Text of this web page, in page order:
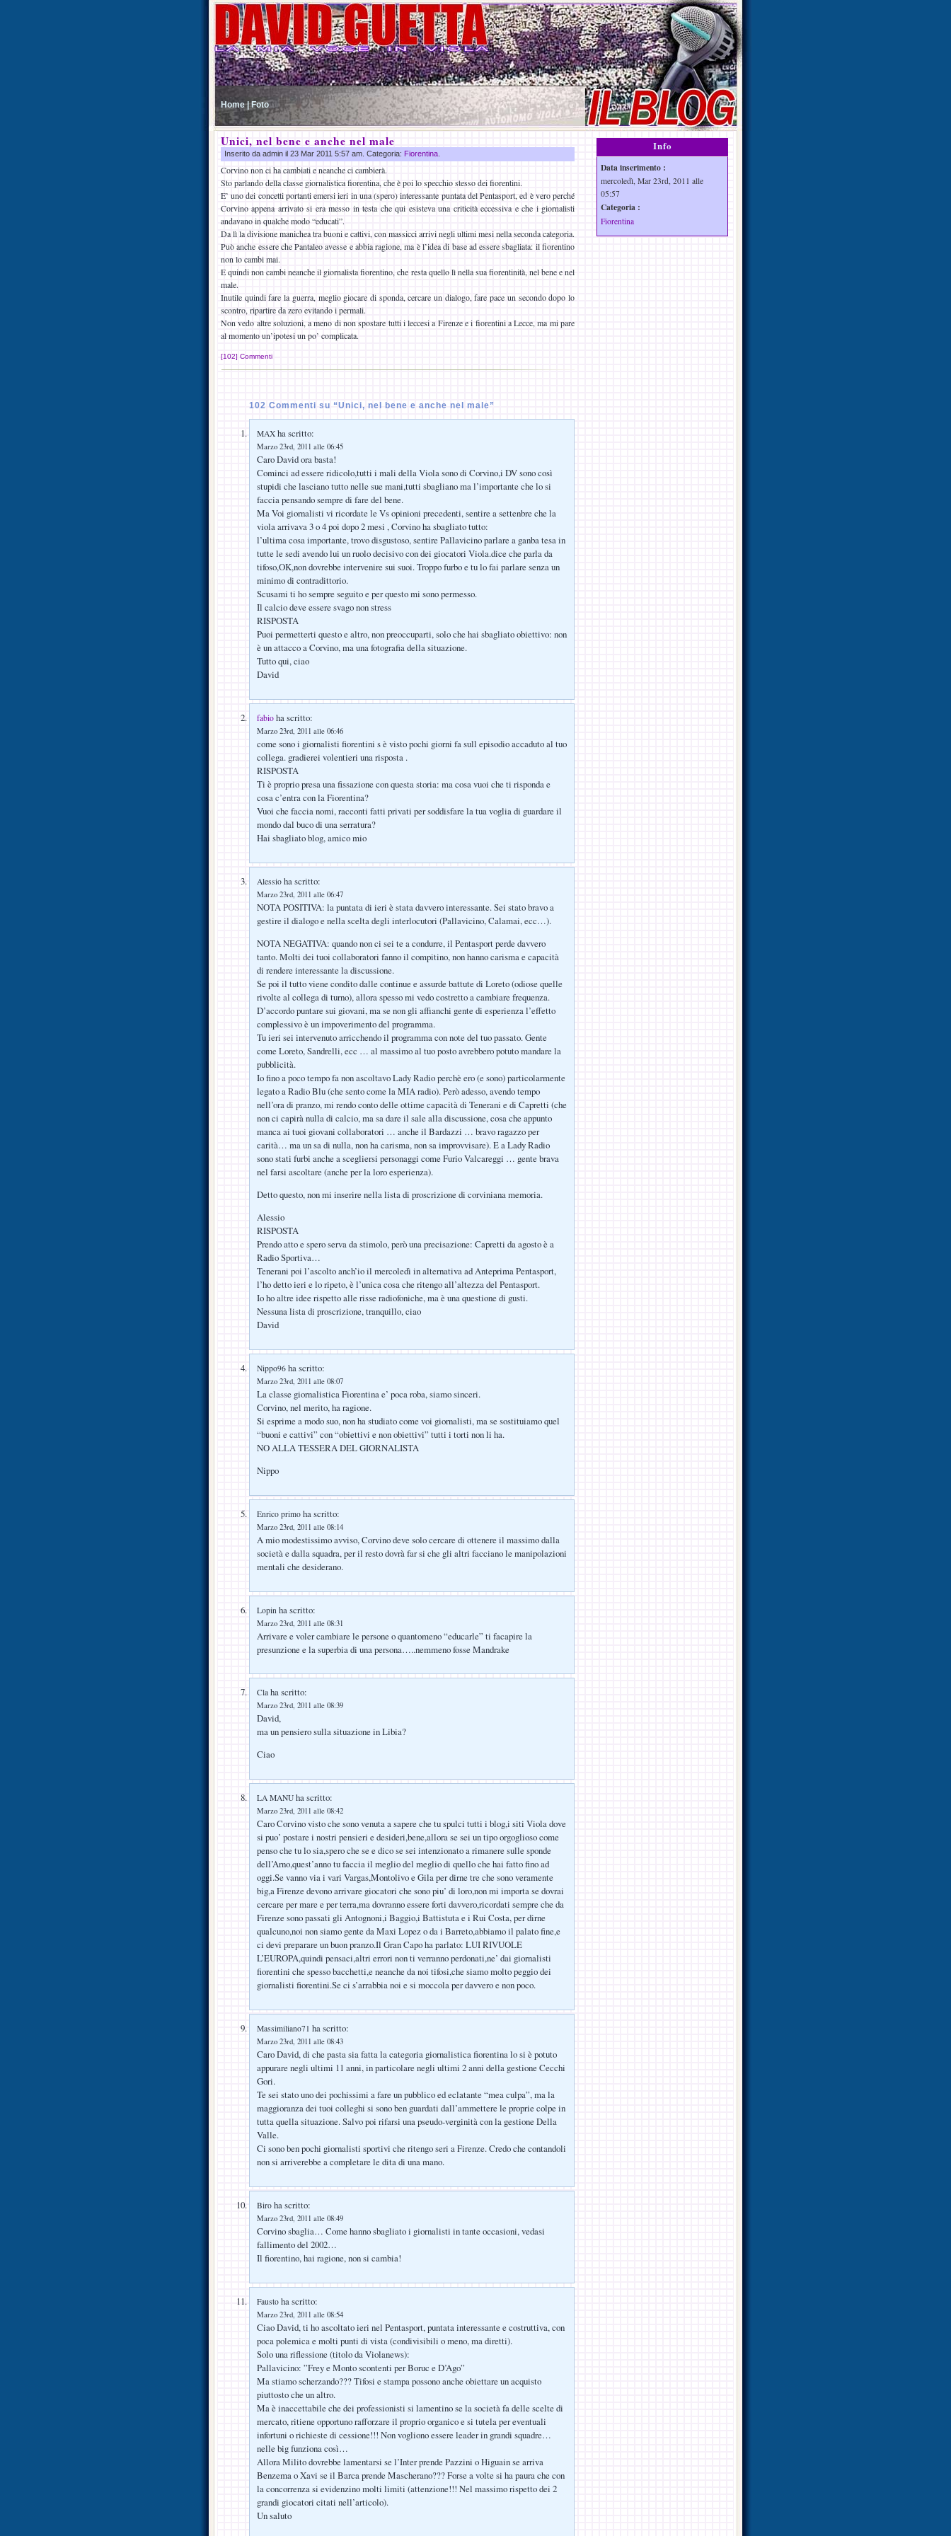
Home | Foto
Unici, nel bene e anche nel male
Inserito da admin il 23 Mar 2011 5:57 am. Categoria: Fiorentina
Corvino non ci ha cambiati e neanche ci cambierà.
Sto parlando della classe giornalistica fiorentina, che è poi lo specchio stesso dei fiorentini.
E’ uno dei concetti portanti emersi ieri in una (spero) interessante puntata del Pentasport, ed è vero perché
Corvino appena arrivato si era messo in testa che qui esisteva una criticità eccessiva e che i giornalisti
andavano in qualche modo “educati”.
Da lì la divisione manichea tra buoni e cattivi, con massicci arrivi negli ultimi mesi nella seconda categoria.
Può anche essere che Pantaleo avesse e abbia ragione, ma è l’idea di base ad essere sbagliata: il fiorentino
non lo cambi mai.
E quindi non cambi neanche il giornalista fiorentino, che resta quello lì nella sua fiorentinità, nel bene e nel
male.
Inutile quindi fare la guerra, meglio giocare di sponda, cercare un dialogo, fare pace un secondo dopo lo
scontro, ripartire da zero evitando i permali.
Non vedo altre soluzioni, a meno di non spostare tutti i leccesi a Firenze e i fiorentini a Lecce, ma mi pare
al momento un’ipotesi un po’ complicata.
[102] Commenti
102 Commenti su “Unici, nel bene e anche nel male”
MAX ha scritto:
Marzo 23rd, 2011 alle 06:45
Caro David ora basta!
Cominci ad essere ridicolo,tutti i mali della Viola sono di Corvino,i DV sono così
stupidi che lasciano tutto nelle sue mani,tutti sbagliano ma l’importante che lo si
faccia pensando sempre di fare del bene.
Ma Voi giornalisti vi ricordate le Vs opinioni precedenti, sentire a settenbre che la
viola arrivava 3 o 4 poi dopo 2 mesi , Corvino ha sbagliato tutto:
l’ultima cosa importante, trovo disgustoso, sentire Pallavicino parlare a ganba tesa in
tutte le sedi avendo lui un ruolo decisivo con dei giocatori Viola.dice che parla da
tifoso,OK,non dovrebbe intervenire sui suoi. Troppo furbo e tu lo fai parlare senza un
minimo di contradittorio.
Scusami ti ho sempre seguito e per questo mi sono permesso.
Il calcio deve essere svago non stress
RISPOSTA
Puoi permetterti questo e altro, non preoccuparti, solo che hai sbagliato obiettivo: non
è un attacco a Corvino, ma una fotografia della situazione.
Tutto qui, ciao
David
fabio ha scritto:
Marzo 23rd, 2011 alle 06:46
come sono i giornalisti fiorentini s è visto pochi giorni fa sull episodio accaduto al tuo
collega. gradierei volentieri una risposta .
RISPOSTA
Ti è proprio presa una fissazione con questa storia: ma cosa vuoi che ti risponda e
cosa c’entra con la Fiorentina?
Vuoi che faccia nomi, racconti fatti privati per soddisfare la tua voglia di guardare il
mondo dal buco di una serratura?
Hai sbagliato blog, amico mio
Alessio ha scritto:
Marzo 23rd, 2011 alle 06:47
NOTA POSITIVA: la puntata di ieri è stata davvero interessante. Sei stato bravo a
gestire il dialogo e nella scelta degli interlocutori (Pallavicino, Calamai, ecc…).
NOTA NEGATIVA: quando non ci sei te a condurre, il Pentasport perde davvero
tanto. Molti dei tuoi collaboratori fanno il compitino, non hanno carisma e capacità
di rendere interessante la discussione.
Se poi il tutto viene condito dalle continue e assurde battute di Loreto (odiose quelle
rivolte al collega di turno), allora spesso mi vedo costretto a cambiare frequenza.
D’accordo puntare sui giovani, ma se non gli affianchi gente di esperienza l’effetto
complessivo è un impoverimento del programma.
Tu ieri sei intervenuto arricchendo il programma con note del tuo passato. Gente
come Loreto, Sandrelli, ecc … al massimo al tuo posto avrebbero potuto mandare la
pubblicità.
Io fino a poco tempo fa non ascoltavo Lady Radio perchè ero (e sono) particolarmente
legato a Radio Blu (che sento come la MIA radio). Però adesso, avendo tempo
nell’ora di pranzo, mi rendo conto delle ottime capacità di Tenerani e di Capretti (che
non ci capirà nulla di calcio, ma sa dare il sale alla discussione, cosa che appunto
manca ai tuoi giovani collaboratori … anche il Bardazzi … bravo ragazzo per
carità… ma un sa di nulla, non ha carisma, non sa improvvisare). E a Lady Radio
sono stati furbi anche a scegliersi personaggi come Furio Valcareggi … gente brava
nel farsi ascoltare (anche per la loro esperienza).
Detto questo, non mi inserire nella lista di proscrizione di corviniana memoria.
Alessio
RISPOSTA
Prendo atto e spero serva da stimolo, però una precisazione: Capretti da agosto è a
Radio Sportiva…
Tenerani poi l’ascolto anch’io il mercoledì in alternativa ad Anteprima Pentasport,
l’ho detto ieri e lo ripeto, è l’unica cosa che ritengo all’altezza del Pentasport.
Io ho altre idee rispetto alle risse radiofoniche, ma è una questione di gusti.
Nessuna lista di proscrizione, tranquillo, ciao
David
Nippo96 ha scritto:
Marzo 23rd, 2011 alle 08:07
La classe giornalistica Fiorentina e’ poca roba, siamo sinceri.
Corvino, nel merito, ha ragione.
Si esprime a modo suo, non ha studiato come voi giornalisti, ma se sostituiamo quel
“buoni e cattivi” con “obiettivi e non obiettivi” tutti i torti non li ha.
NO ALLA TESSERA DEL GIORNALISTA
Nippo
Enrico primo ha scritto:
Marzo 23rd, 2011 alle 08:14
A mio modestissimo avviso, Corvino deve solo cercare di ottenere il massimo dalla
società e dalla squadra, per il resto dovrà far si che gli altri facciano le manipolazioni
mentali che desiderano.
Lopin ha scritto:
Marzo 23rd, 2011 alle 08:31
Arrivare e voler cambiare le persone o quantomeno “educarle” ti facapire la
presunzione e la superbia di una persona…..nemmeno fosse Mandrake
Cla ha scritto:
Marzo 23rd, 2011 alle 08:39
David,
ma un pensiero sulla situazione in Libia?
Ciao
LA MANU ha scritto:
Marzo 23rd, 2011 alle 08:42
Caro Corvino visto che sono venuta a sapere che tu spulci tutti i blog,i siti Viola dove
si puo’ postare i nostri pensieri e desideri,bene,allora se sei un tipo orgoglioso come
penso che tu lo sia,spero che se e dico se sei intenzionato a rimanere sulle sponde
dell’Arno,quest’anno tu faccia il meglio del meglio di quello che hai fatto fino ad
oggi.Se vanno via i vari Vargas,Montolivo e Gila per dirne tre che sono veramente
big,a Firenze devono arrivare giocatori che sono piu’ di loro,non mi importa se dovrai
cercare per mare e per terra,ma dovranno essere forti davvero,ricordati sempre che da
Firenze sono passati gli Antognoni,i Baggio,i Battistuta e i Rui Costa, per dirne
qualcuno,noi non siamo gente da Maxi Lopez o da i Barreto,abbiamo il palato fine,e
ci devi preparare un buon pranzo.Il Gran Capo ha parlato: LUI RIVUOLE
L’EUROPA,quindi pensaci,altri errori non ti verranno perdonati,ne’ dai giornalisti
fiorentini che spesso bacchetti,e neanche da noi tifosi,che siamo molto peggio dei
giornalisti fiorentini.Se ci s’arrabbia noi e si moccola per davvero e non poco.
Massimiliano71 ha scritto:
Marzo 23rd, 2011 alle 08:43
Caro David, di che pasta sia fatta la categoria giornalistica fiorentina lo si è potuto
appurare negli ultimi 11 anni, in particolare negli ultimi 2 anni della gestione Cecchi
Gori.
Te sei stato uno dei pochissimi a fare un pubblico ed eclatante “mea culpa”, ma la
maggioranza dei tuoi colleghi si sono ben guardati dall’ammettere le proprie colpe in
tutta quella situazione. Salvo poi rifarsi una pseudo-verginità con la gestione Della
Valle.
Ci sono ben pochi giornalisti sportivi che ritengo seri a Firenze. Credo che contandoli
non si arriverebbe a completare le dita di una mano.
Biro ha scritto:
Marzo 23rd, 2011 alle 08:49
Corvino sbaglia… Come hanno sbagliato i giornalisti in tante occasioni, vedasi
fallimento del 2002…
Il fiorentino, hai ragione, non si cambia!
Fausto ha scritto:
Marzo 23rd, 2011 alle 08:54
Ciao David, ti ho ascoltato ieri nel Pentasport, puntata interessante e costruttiva, con
poca polemica e molti punti di vista (condivisibili o meno, ma diretti).
Solo una riflessione (titolo da Violanews):
Pallavicino: ”Frey e Monto scontenti per Boruc e D’Ago”
Ma stiamo scherzando??? Tifosi e stampa possono anche obiettare un acquisto
piuttosto che un altro.
Ma è inaccettabile che dei professionisti si lamentino se la società fa delle scelte di
mercato, ritiene opportuno rafforzare il proprio organico e si tutela per eventuali
infortuni o richieste di cessione!!! Non vogliono essere leader in grandi squadre…
nelle big funziona così…
Allora Milito dovrebbe lamentarsi se l’Inter prende Pazzini o Higuain se arriva
Benzema o Xavi se il Barca prende Mascherano??? Forse a volte si ha paura che con
la concorrenza si evidenzino molti limiti (attenzione!!! Nel massimo rispetto dei 2
grandi giocatori citati nell’articolo).
Un saluto
Info
Data inserimento :
mercoledì, Mar 23rd, 2011 alle
05:57
Categoria :
Fiorentina